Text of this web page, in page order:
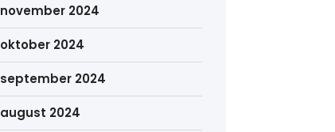
november 2024
oktober 2024
september 2024
august 2024